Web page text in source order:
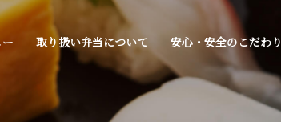
取り扱い弁当について 安心・安全のこだわり